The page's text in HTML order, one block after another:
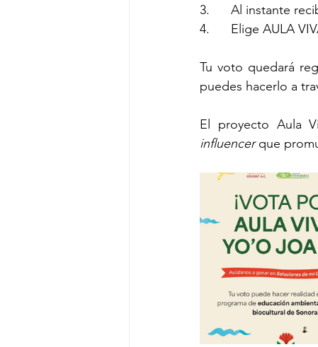
3.      Al instante
4.      Elige AULA
Tu voto quedará
puedes hacerlo a
El proyecto Aula
influencer que